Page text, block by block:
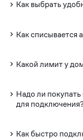
Как выбрать
Как списывается
Какой лимит у
Надо ли
для
Как быстро